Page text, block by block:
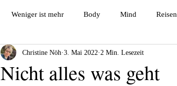
Weniger ist mehr Body Mind Reisen
Nicht alles was geht
Christine Nöh 3. Mai 2022 2 Min. Lesezeit